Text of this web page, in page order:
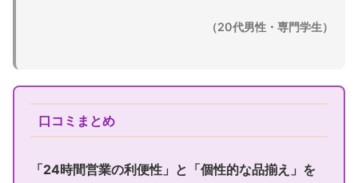
（20代男性・専門学生）
口コミまとめ
「24時間営業の利便性」と「個性的な品揃え」 を